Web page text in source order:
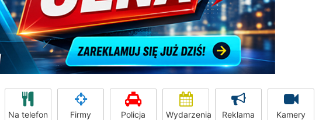
Na telefon Firmy Policja Wydarzenia Reklama Kamery